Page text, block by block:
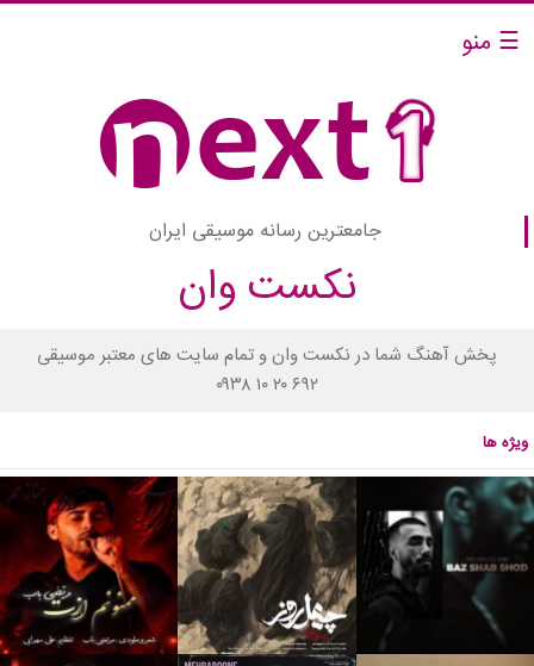
☰ منو
جامعترین رسانه موسیقی ایران
نکست وان
پخش آهنگ شما در نکست وان و تمام سایت های معتبر موسیقی
۰۹۳۸ ۱۰ ۲۰ ۶۹۲
ویژه ها